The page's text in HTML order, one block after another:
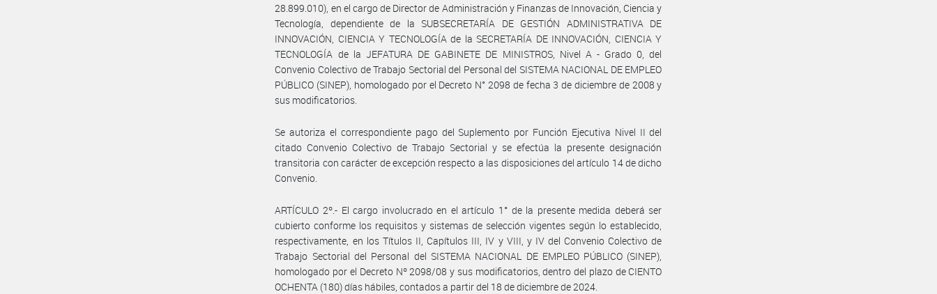
28.899.010), en el cargo de Director de Administración y Finanzas de Innovación, Ciencia y
Tecnología, dependiente de la SUBSECRETARÍA DE GESTIÓN ADMINISTRATIVA DE
INNOVACIÓN, CIENCIA Y TECNOLOGÍA de la SECRETARÍA DE INNOVACIÓN, CIENCIA Y
TECNOLOGÍA de la JEFATURA DE GABINETE DE MINISTROS, Nivel A - Grado 0, del
Convenio Colectivo de Trabajo Sectorial del Personal del SISTEMA NACIONAL DE EMPLEO
PÚBLICO (SINEP), homologado por el Decreto N° 2098 de fecha 3 de diciembre de 2008 y
sus modificatorios.
Se autoriza el correspondiente pago del Suplemento por Función Ejecutiva Nivel II del
citado Convenio Colectivo de Trabajo Sectorial y se efectúa la presente designación
transitoria con carácter de excepción respecto a las disposiciones del artículo 14 de dicho
Convenio.
ARTÍCULO 2º.- El cargo involucrado en el artículo 1° de la presente medida deberá ser
cubierto conforme los requisitos y sistemas de selección vigentes según lo establecido,
respectivamente, en los Títulos II, Capítulos III, IV y VIII, y IV del Convenio Colectivo de
Trabajo Sectorial del Personal del SISTEMA NACIONAL DE EMPLEO PÚBLICO (SINEP),
homologado por el Decreto Nº 2098/08 y sus modificatorios, dentro del plazo de CIENTO
OCHENTA (180) días hábiles, contados a partir del 18 de diciembre de 2024.